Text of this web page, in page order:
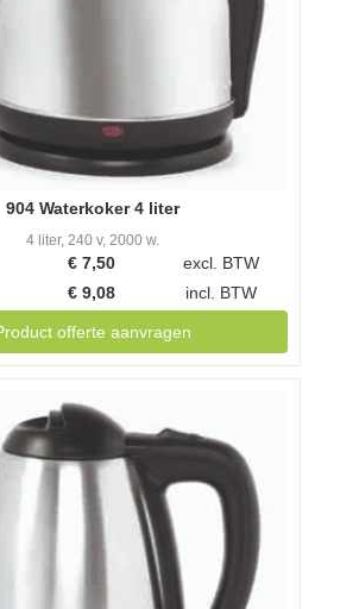
904 Waterkoker 4 liter
4 liter, 240 v, 2000 w.
€ 7,50
excl. BTW
€ 9,08 incl. BTW
offerte aanvragen